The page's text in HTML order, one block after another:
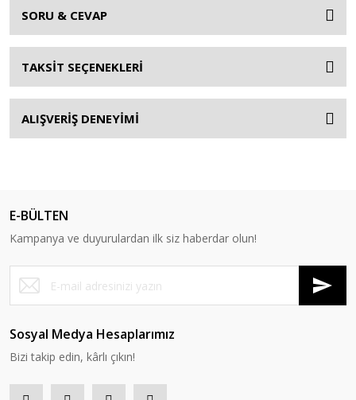
SORU & CEVAP
TAKSİT SEÇENEKLERİ
ALIŞVERİŞ DENEYİMİ
E-BÜLTEN
Kampanya ve duyurulardan ilk siz haberdar olun!
Sosyal Medya Hesaplarımız
Bizi takip edin, kârlı çıkın!